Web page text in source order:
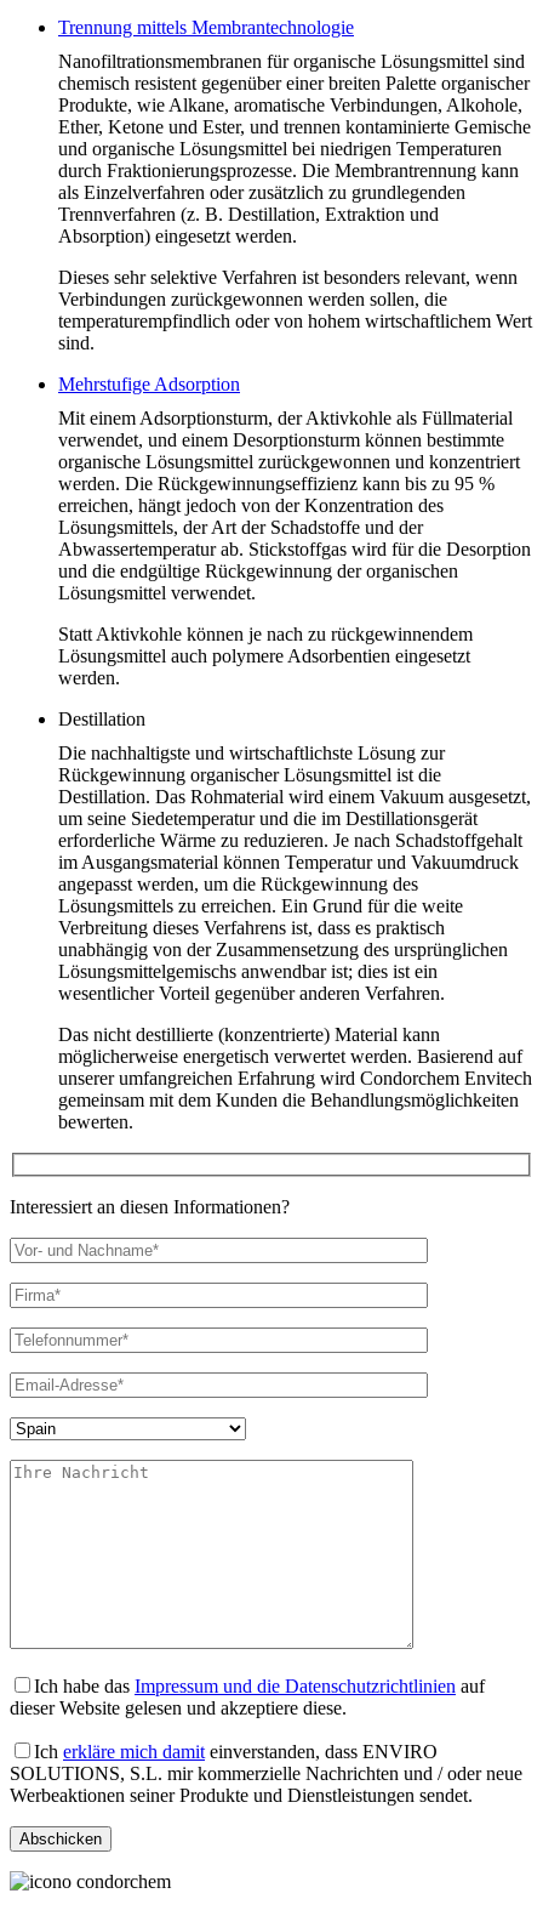
Trennung mittels Membrantechnologie
Nanofiltrationsmembranen für organische Lösungsmittel sind
chemisch resistent gegenüber einer breiten Palette organischer
Produkte, wie Alkane, aromatische Verbindungen, Alkohole,
Ether, Ketone und Ester, und trennen kontaminierte Gemische
und organische Lösungsmittel bei niedrigen Temperaturen
durch Fraktionierungsprozesse. Die Membrantrennung kann
als Einzelverfahren oder zusätzlich zu grundlegenden
Trennverfahren (z. B. Destillation, Extraktion und
Absorption) eingesetzt werden.
Dieses sehr selektive Verfahren ist besonders relevant, wenn
Verbindungen zurückgewonnen werden sollen, die
temperaturempfindlich oder von hohem wirtschaftlichem Wert
sind.
Mehrstufige Adsorption
Mit einem Adsorptionsturm, der Aktivkohle als Füllmaterial
verwendet, und einem Desorptionsturm können bestimmte
organische Lösungsmittel zurückgewonnen und konzentriert
werden. Die Rückgewinnungseffizienz kann bis zu 95 %
erreichen, hängt jedoch von der Konzentration des
Lösungsmittels, der Art der Schadstoffe und der
Abwassertemperatur ab. Stickstoffgas wird für die Desorption
und die endgültige Rückgewinnung der organischen
Lösungsmittel verwendet.
Statt Aktivkohle können je nach zu rückgewinnendem
Lösungsmittel auch polymere Adsorbentien eingesetzt
werden.
Destillation
Die nachhaltigste und wirtschaftlichste Lösung zur
Rückgewinnung organischer Lösungsmittel ist die
Destillation. Das Rohmaterial wird einem Vakuum ausgesetzt,
um seine Siedetemperatur und die im Destillationsgerät
erforderliche Wärme zu reduzieren. Je nach Schadstoffgehalt
im Ausgangsmaterial können Temperatur und Vakuumdruck
angepasst werden, um die Rückgewinnung des
Lösungsmittels zu erreichen. Ein Grund für die weite
Verbreitung dieses Verfahrens ist, dass es praktisch
unabhängig von der Zusammensetzung des ursprünglichen
Lösungsmittelgemischs anwendbar ist; dies ist ein
wesentlicher Vorteil gegenüber anderen Verfahren.
Das nicht destillierte (konzentrierte) Material kann
möglicherweise energetisch verwertet werden. Basierend auf
unserer umfangreichen Erfahrung wird Condorchem Envitech
gemeinsam mit dem Kunden die Behandlungsmöglichkeiten
bewerten.
Interessiert an diesen Informationen?
Ich habe das Impressum und die Datenschutzrichtlinien auf
dieser Website gelesen und akzeptiere diese.
Ich erkläre mich damit einverstanden, dass ENVIRO
SOLUTIONS, S.L. mir kommerzielle Nachrichten und / oder neue
Werbeaktionen seiner Produkte und Dienstleistungen sendet.